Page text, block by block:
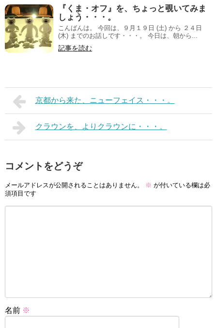
『くま・オフ』を、ちょっと覗いてみま
しょう・・・。
こんばんは。 今回は、９月１９日 (土) から ２４日
(木) までのお話しです・・・。 今日は、朝から...
記事を読む
京都から来た、ニューフェイス・・・。
クラウンを、よりクラウンに・・・。
コメントをどうぞ
メールアドレスが公開されることはありません。 ※ が付いている欄は必
須項目です
名前 ※